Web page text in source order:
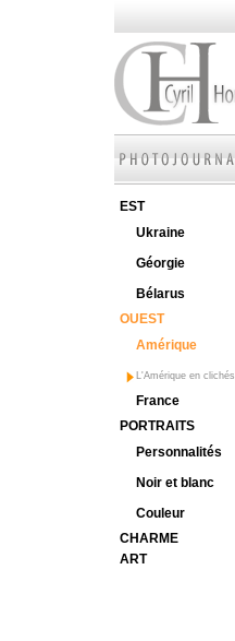
EST
Ukraine
Géorgie
Bélarus
OUEST
Amérique
L'Amérique en clichés
France
PORTRAITS
Personnalités
Noir et blanc
Couleur
CHARME
ART